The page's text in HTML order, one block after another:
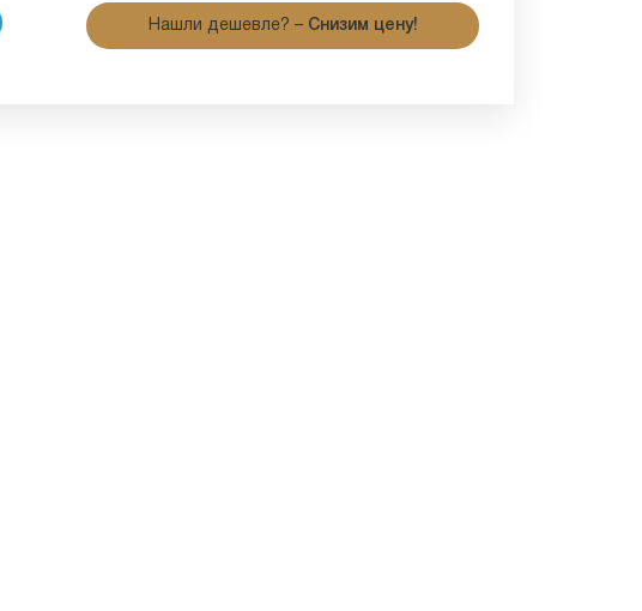
Нашли дешевле? – Снизим цену!